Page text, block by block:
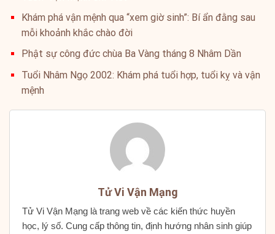
Khám phá vận mệnh qua “xem giờ sinh”: Bí ẩn đằng sau
mỗi khoảnh khắc chào đời
Phật sự công đức chùa Ba Vàng tháng 8 Nhâm Dần
Tuổi Nhâm Ngọ 2002: Khám phá tuổi hợp, tuổi kỵ và vận
mệnh
Tử Vi Vận Mạng
Tử Vi Vận Mạng là trang web về các kiến thức huyền
học, lý số. Cung cấp thông tin, định hướng nhân sinh giúp